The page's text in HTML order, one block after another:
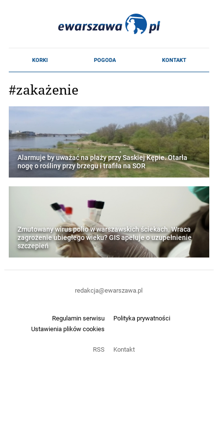
#zakażenie
Alarmuje by uważać na plaży przy Saskiej Kępie. Otarła
nogę o rośliny przy brzegu i trafiła na SOR
Zmutowany wirus polio w warszawskich ściekach. Wraca
zagrożenie ubiegłego wieku? GIS apeluje o uzupełnienie
szczepień
Regulamin serwisu
Polityka prywatności
Ustawienia plików cookies
RSS Kontakt
redakcja@ewarszawa.pl